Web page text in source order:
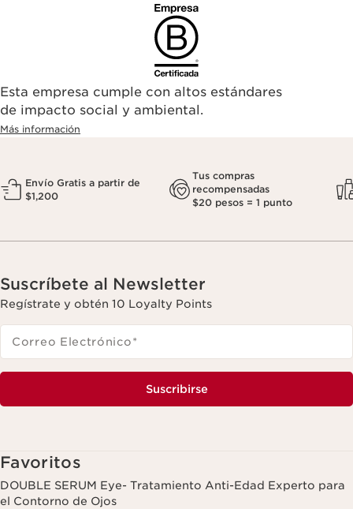
Esta empresa cumple con altos estándares
de impacto social y ambiental.
Más información
Envío Gratis a partir de
$1,200
Tus compras
recompensadas
$20 pesos = 1 punto
Suscríbete al Newsletter
Regístrate y obtén 10 Loyalty Points
Correo Electrónico*
Suscribirse
Favoritos
DOUBLE SERUM Eye- Tratamiento Anti-Edad Experto para
el Contorno de Ojos